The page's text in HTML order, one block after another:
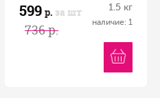
599 р. за шт
736 р.
1.5 кг
наличие: 1